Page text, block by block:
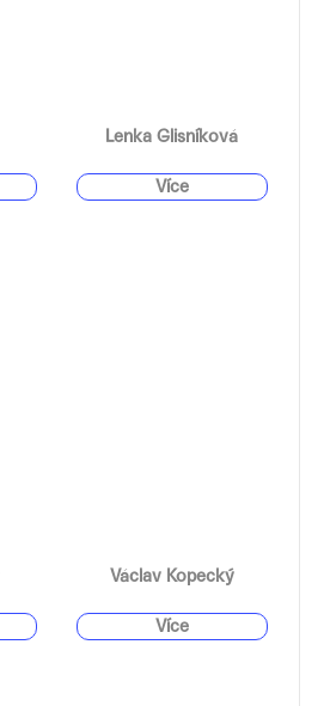
Lenka Glisníková
Václav Kopecký